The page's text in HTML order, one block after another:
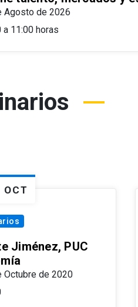
Agosto de 2026
a 11:00 horas
OCT
Jiménez, PUC
Octubre de 2020